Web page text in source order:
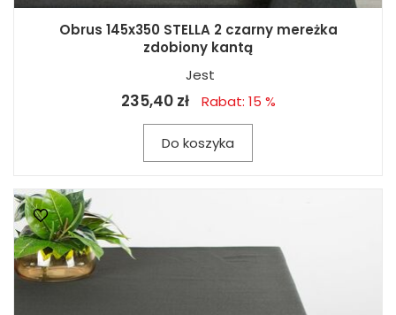
Obrus 145x350 STELLA 2 czarny mereżka
zdobiony kantą
Jest
235,40 zł Rabat: 15 %
Do koszyka